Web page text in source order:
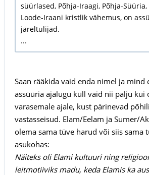
süürlased, Põhja-Iraagi, Põhja-
Loode-Iraani kristlik vähemus, on
järeltulijad.
...
Saan rääkida vaid enda nimel ja mind
assüüria ajalugu küll vaid nii palju kui
varasemale ajale, kust pärinevad
vastasseisud. Elam/Eelam ja Sumer/
olema sama tüve harud või siis sama
asukohas:
Näiteks oli Elami kultuuri ning
leitmotiiviks madu, keda Elamis ka